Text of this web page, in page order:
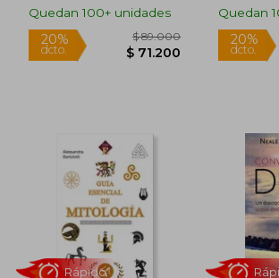
Quedan 100+ unidades Quedan